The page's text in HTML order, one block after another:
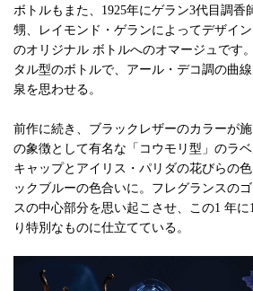
ボトルもまた、1925年にゲラン3代目調香
甥、レイモンド・ゲランによってデザイン
のオリジナル ボトルへのオマージュです
タル型のボトルで、アール・デコ調の曲
泉を思わせる。
前作に続き、ブラックレザーのカラーが施
の象徴として有名な「コウモリ型」のラ
キャップとアイリス・パリダの花びらの
ックブルーの色合いに。フレグランスの
スの中心部分を思い起こさせ、この1 年
り特別なものに仕立てている。